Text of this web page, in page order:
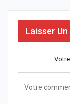
Laisser